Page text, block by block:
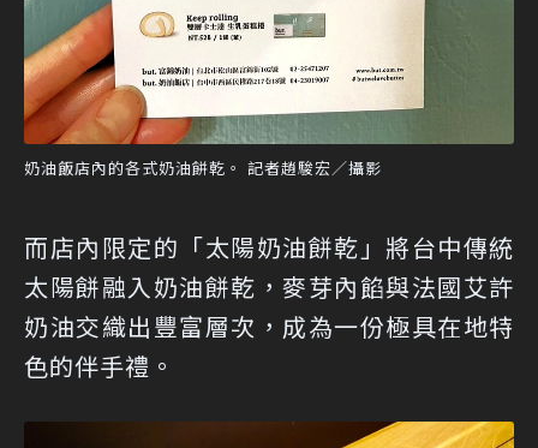
奶油飯店內的各式奶油餅乾。 記者趙駿宏／攝影
而店內限定的「太陽奶油餅乾」將台中傳統
太陽餅融入奶油餅乾，麥芽內餡與法國艾許
奶油交織出豐富層次，成為一份極具在地特
色的伴手禮。